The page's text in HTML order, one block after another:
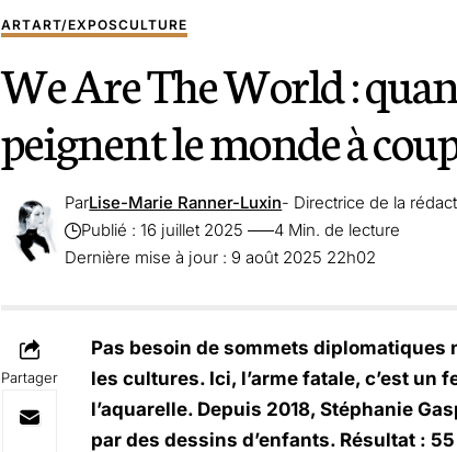
ARTART/EXPOSCULTURE
We Are The World :
peignent le monde à
Dernière mise à jour : 9 août 2025 22h02
ParLise-Marie Ranner-Luxin- Directrice de la
Publié : 16 juillet 2025
4 Min. de lecture
Partager
Pas besoin de sommets
les cultures. Ici, l’arme fatale, c’est un
l’aquarelle. Depuis 2018, Stéphanie
par des dessins d’enfants. Résultat :